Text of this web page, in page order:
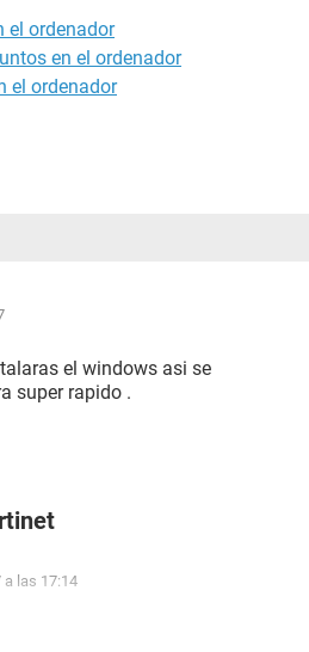
el ordenador
en el ordenador
el ordenador
el windows asi se
super rapido .
a las 17:14